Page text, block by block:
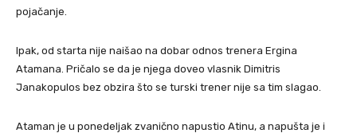
pojačanje.
Ipak, od starta nije naišao na dobar odnos trenera Ergina
Atamana. Pričalo se da je njega doveo vlasnik Dimitris
Janakopulos bez obzira što se turski trener nije sa tim slagao.
Ataman je u ponedeljak zvanično napustio Atinu, a napušta je i